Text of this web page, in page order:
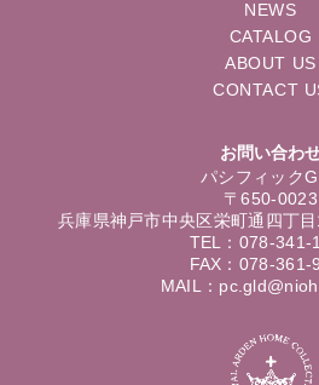
NEWS
CATALOG
ABOUT US
CONTACT
お問い合わ
パシフィック
〒650-0023
兵庫県神戸市中央区栄町通四丁
TEL：078-341-
FAX：078-361-
MAIL：